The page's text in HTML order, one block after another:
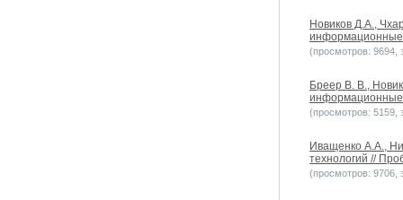
Новиков Д.А.,
информационные
(просмотров: 9694,
Бреер В. В.,
информационные
(просмотров: 5159,
Иващенко А.А.,
технологий //
(просмотров: 9706,